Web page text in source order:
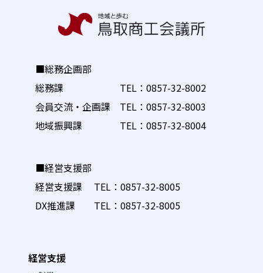
■総務企画部
総務課 TEL： 0857-32-8002
会員交流・企画課 TEL： 0857-32-8003
地域振興課 TEL： 0857-32-8004
■経営支援部
経営支援課 TEL： 0857-32-8005
DX推進課 TEL： 0857-32-8005
経営支援